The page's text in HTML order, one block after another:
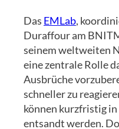
Das EMLab,
Duraffour am
seinem weltweiten
eine zentrale Rolle
Ausbrüche
schneller zu
können kurzfristig
entsandt werden.